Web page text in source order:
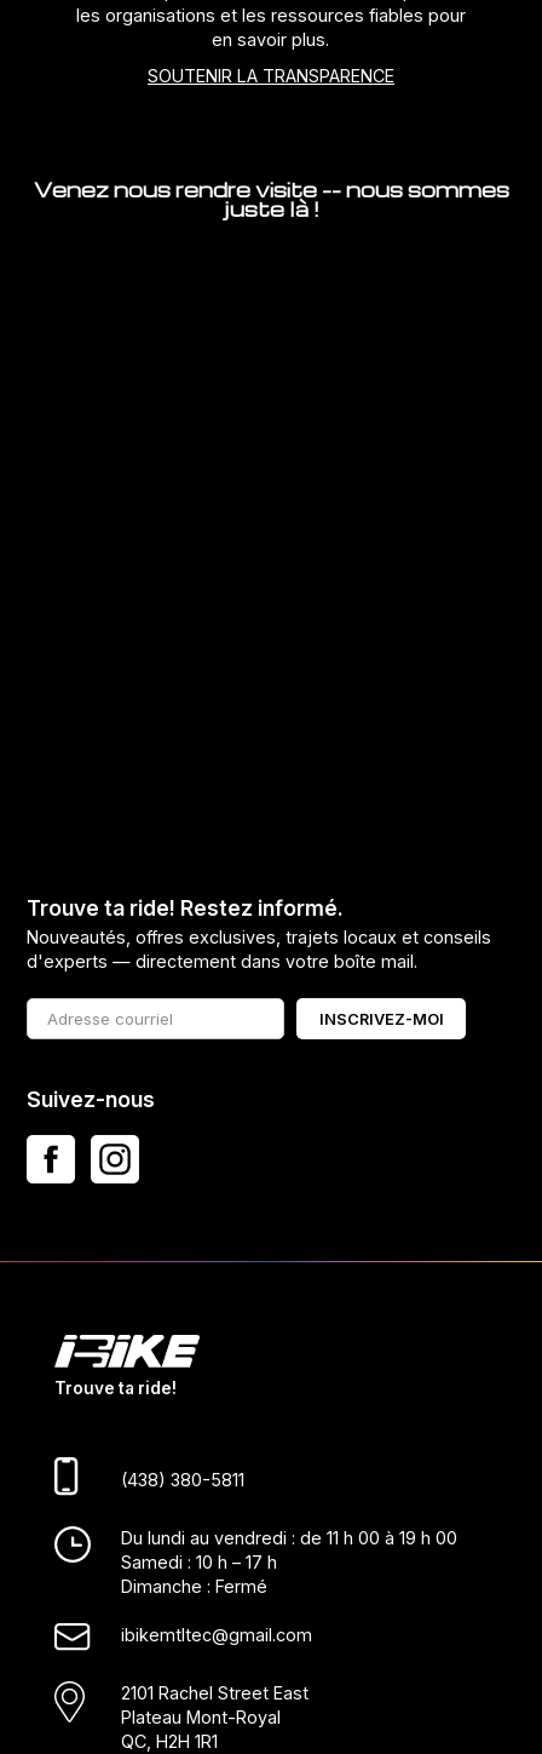
les organisations et les ressources fiables pour
en savoir plus.
SOUTENIR LA TRANSPARENCE
Venez nous rendre visite -- nous sommes
juste là !
Trouve ta ride! Restez informé.
Nouveautés, offres exclusives, trajets locaux et conseils
d'experts — directement dans votre boîte mail.
INSCRIVEZ-MOI
Suivez-nous
Trouve ta ride!
(438) 380-5811
Du lundi au vendredi : de 11 h 00 à 19 h 00
Samedi : 10 h – 17 h
Dimanche : Fermé
ibikemtltec@gmail.com
2101 Rachel Street East
Plateau Mont-Royal
QC, H2H 1R1